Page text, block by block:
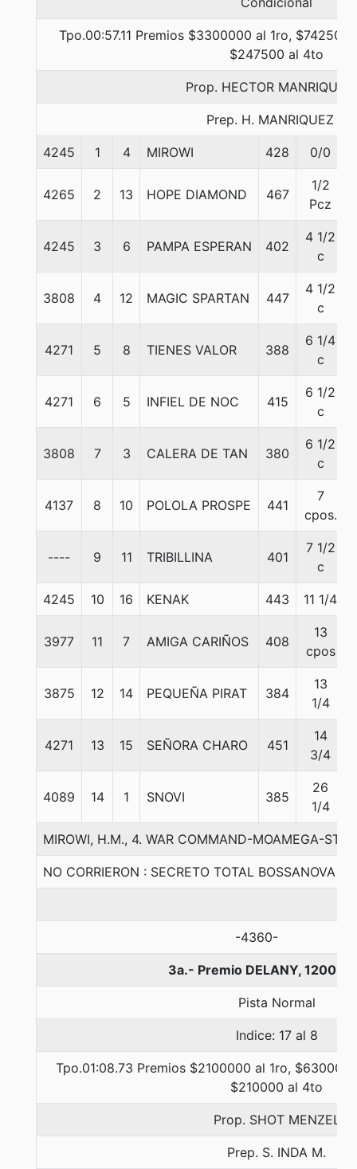
Tpo.00:57.11 Premios $3300000 al 1ro,
$247500 al 4to
Prop. HECTOR MANRIQUEZ
Prep. H. MANRIQUEZ F.
4245 1 4 MIROWI 428 0/0
4265 2 13 HOPE DIAMOND 467
1/2
Pcz
4245 3 6 PAMPA ESPERAN 402
4 1/2
c
3808 4 12 MAGIC SPARTAN 447
4 1/2
c
4271 5 8 TIENES VALOR 388
6 1/4
c
4271 6 5 INFIEL DE NOC 415
6 1/2
c
3808 7 3 CALERA DE TAN 380
6 1/2
c
4137 8 10 POLOLA PROSPE 441
7
cpos.
---- 9 11 TRIBILLINA 401
7 1/2
c
4245 10 16 KENAK 443 11 1/4
3977 11 7 AMIGA CARIÑOS 408
13
cpos
3875 12 14 PEQUEÑA PIRAT 384
13
1/4
4271 13 15 SEÑORA CHARO 451
14
3/4
4089 14 1 SNOVI 385
26
1/4
MIROWI, H.M., 4. WAR COMMAND-MOAMEGA-
NO CORRIERON : SECRETO TOTAL BOSSANOVA
-4360-
3a.- Premio DELANY, 1200
Pista Normal
Indice: 17 al 8
Tpo.01:08.73 Premios $2100000 al 1ro,
$210000 al 4to
Prop. SHOT MENZEL
Prep. S. INDA M.